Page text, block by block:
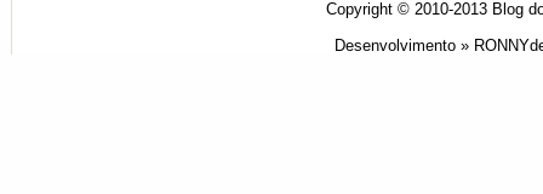
Copyright © 2010-2013 Blog
Desenvolvimento »